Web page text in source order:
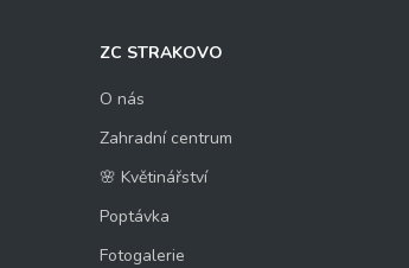
ZC STRAKOVO
O nás
Zahradní centrum
🌸 Květinářství
Poptávka
Fotogalerie